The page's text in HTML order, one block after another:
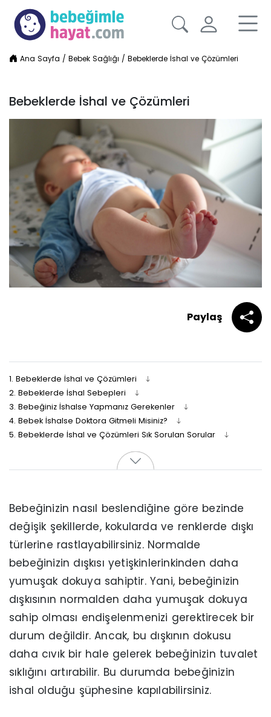
Ana Sayfa /Bebek Sağlığı /Bebeklerde İshal ve Çözümleri
Bebeklerde İshal ve Çözümleri
Paylaş
1. Bebeklerde İshal ve Çözümleri
2. Bebeklerde İshal Sebepleri
3. Bebeğiniz İshalse Yapmanız Gerekenler
4. Bebek İshalse Doktora Gitmeli Misiniz?
5. Bebeklerde İshal ve Çözümleri Sık Sorulan Sorular
Bebeğinizin nasıl beslendiğine göre bezinde
değişik şekillerde, kokularda ve renklerde dışkı
türlerine rastlayabilirsiniz. Normalde
bebeğinizin dışkısı yetişkinlerinkinden daha
yumuşak dokuya sahiptir. Yani, bebeğinizin
dışkısının normalden daha yumuşak dokuya
sahip olması endişelenmenizi gerektirecek bir
durum değildir. Ancak, bu dışkının dokusu
daha cıvık bir hale gelerek bebeğinizin tuvalet
sıklığını artırabilir. Bu durumda bebeğinizin
ishal olduğu şüphesine kapılabilirsiniz.